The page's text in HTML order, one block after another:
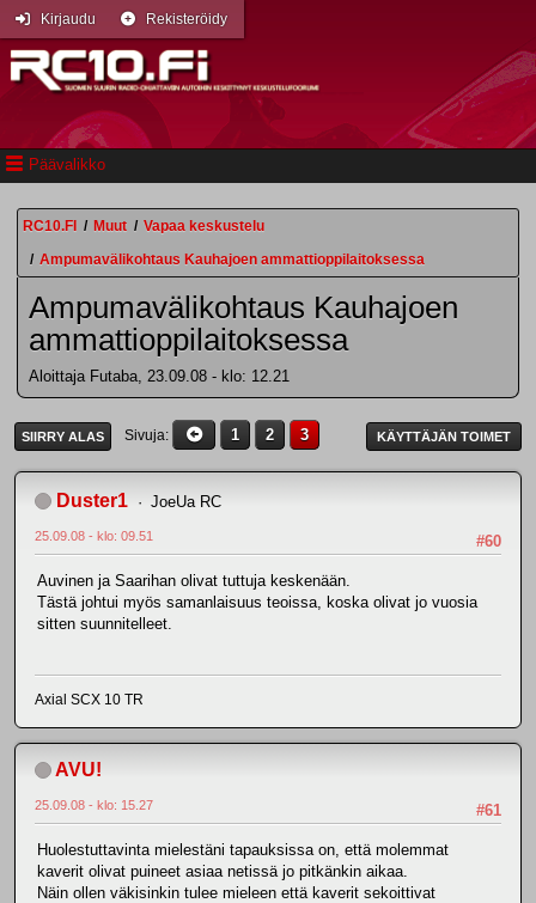
Päävalikko
Kirjaudu Rekisteröidy
RC10.FI / Muut / Vapaa keskustelu
/ Ampumavälikohtaus Kauhajoen ammattioppilaitoksessa
Ampumavälikohtaus Kauhajoen
ammattioppilaitoksessa
Aloittaja Futaba, 23.09.08 - klo: 12.21
SIIRRY ALAS Sivuja 1 2 3 KÄYTTÄJÄN TOIMET
Duster1 JoeUa RC
#60
25.09.08 - klo: 09.51
Auvinen ja Saarihan olivat tuttuja keskenään.
Tästä johtui myös samanlaisuus teoissa, koska olivat jo vuosia
sitten suunnitelleet.
Axial SCX 10 TR
AVU!
#61
25.09.08 - klo: 15.27
Huolestuttavinta mielestäni tapauksissa on, että molemmat
kaverit olivat puineet asiaa netissä jo pitkänkin aikaa.
Näin ollen väkisinkin tulee mieleen että kaverit sekoittivat